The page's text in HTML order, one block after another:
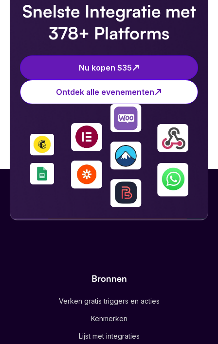
Snelste Integratie met
378+ Platforms
Nu kopen $35
Ontdek alle evenementen
Bronnen
Verken gratis triggers en acties
Kenmerken
Lijst met integraties